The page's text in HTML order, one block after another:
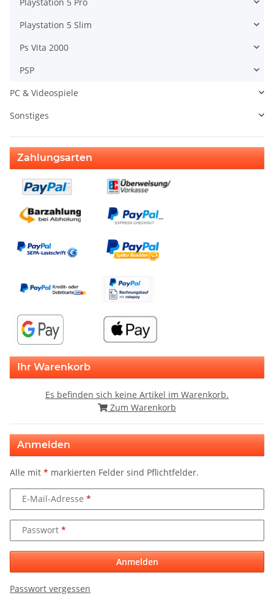
Playstation 5 Slim
Ps Vita 2000
PSP
PC & Videospiele
Sonstiges
Zahlungsarten
Ihr Warenkorb
Es befinden sich keine Artikel im Warenkorb.
Zum Warenkorb
Anmelden
Alle mit * markierten Felder sind Pflichtfelder.
E-Mail-Adresse
Passwort
Anmelden
Passwort vergessen